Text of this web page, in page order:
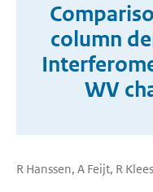
column
WV
R Hanssen, A Feijt, R Klees